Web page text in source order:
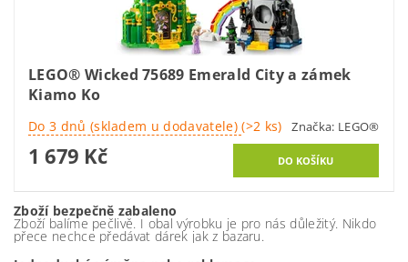
LEGO® Wicked 75689 Emerald City a zámek
Kiamo Ko
Do 3 dnů (skladem u dodavatele)(>2 ks) Značka: LEGO®
1 679 Kč
Zboží bezpečně zabaleno
Zboží balíme pečlivě. I obal výrobku je pro nás důležitý. Nikdo
přece nechce předávat dárek jak z bazaru.